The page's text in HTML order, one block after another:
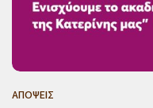
ΑΠΟΨΕΙΣ